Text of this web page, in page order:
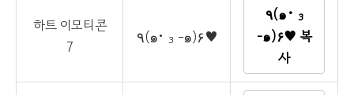
하트 이모티콘
7
٩(๑• ₃ -๑)۶♥
٩(๑• ₃
-๑)۶♥ 복
사